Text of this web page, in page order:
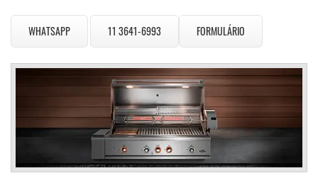
WHATSAPP 11 3641-6993 FORMULÁRIO